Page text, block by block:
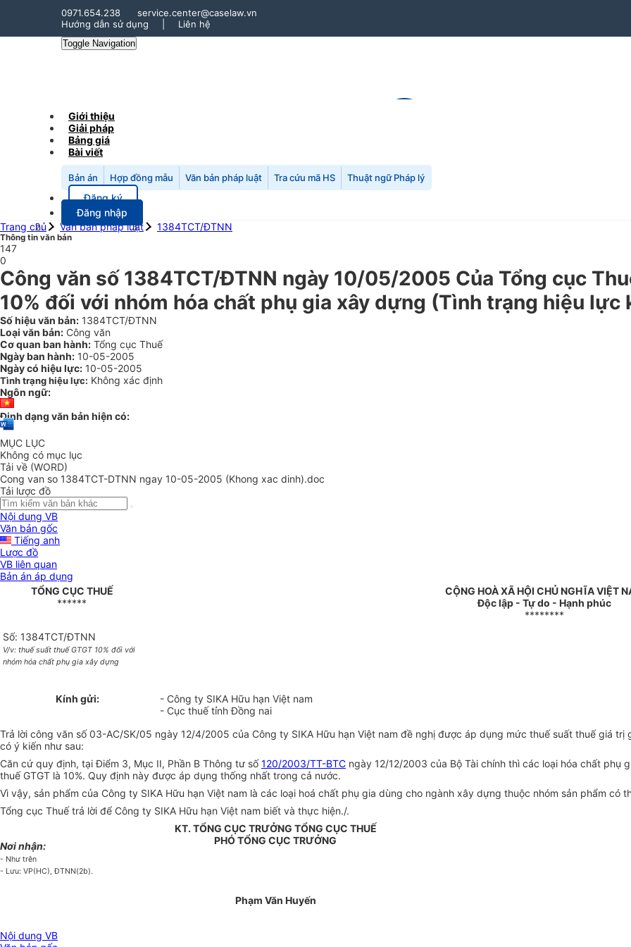
0971.654.238
service.center@caselaw.vn
Hướng dẫn sử dụng
Liên hệ
Toggle Navigation
Giới thiệu
Giải pháp
Bảng giá
Bài viết
Bản án Hợp đồng mẫu Văn bản pháp luật Tra cứu mã HS Thuật ngữ Pháp lý
Đăng ký
Đăng nhập
Trang chủ
Văn bản pháp luật 1384TCT/ĐTNN
Thông tin văn bản
147
0
Công văn số 1384TCT/ĐTNN ngày 10/05/2005 Của Tổng cục
10% đối với nhóm hóa chất phụ gia xây dựng (Tình trạng hiệu lực
Số hiệu văn bản: 1384TCT/ĐTNN
Loại văn bản: Công văn
Cơ quan ban hành: Tổng cục Thuế
Ngày ban hành: 10-05-2005
Ngày có hiệu lực: 10-05-2005
Tình trạng hiệu lực: Không xác định
Ngôn ngữ:
Định dạng văn bản hiện có:
MỤC LỤC
Không có mục lục
Tải về (WORD)
Cong van so 1384TCT-DTNN ngay 10-05-2005 (Khong xac dinh).doc
Tải lược đồ
Nội dung VB
Văn bản gốc
Tiếng anh
Lược đồ
VB liên quan
Bản án áp dụng
TỔNG CỤC THUẾ
******
CỘNG HOÀ XÃ HỘI CHỦ NGHĨA VIỆT
Độc lập - Tự do - Hạnh phúc
********
Số: 1384TCT/ĐTNN
V/v: thuế suất thuế GTGT 10% đối với
nhóm hóa chất phụ gia xây dựng
Kính gửi:
- Công ty SIKA Hữu hạn Việt nam
- Cục thuế tỉnh Đồng nai
Trả lời công văn số 03-AC/SK/05 ngày 12/4/2005 của Công ty SIKA Hữu hạn Việt nam đề nghị được áp dụng mức thuế suất thuế giá trị
có ý kiến như sau:
Căn cứ quy định, tại Điểm 3, Mục II, Phần B Thông tư số120/2003/TT-BTC ngày 12/12/2003 của Bộ Tài chính thì các loại hóa chất
thuế GTGT là 10%. Quy định này được áp dụng thống nhất trong cả nước.
Vì vậy, sản phẩm của Công ty SIKA Hữu hạn Việt nam là các loại hoá chất phụ gia dùng cho ngành xây dựng thuộc nhóm sản phẩm có
Tổng cục Thuế trả lời để Công ty SIKA Hữu hạn Việt nam biết và thực hiện./.
Nơi nhận:
- Như trên
- Lưu: VP(HC), ĐTNN(2b).
KT. TỔNG CỤC TRƯỞNG TỔNG CỤC THUẾ
PHÓ TỔNG CỤC TRƯỞNG
Phạm Văn Huyến
Nội dung VB